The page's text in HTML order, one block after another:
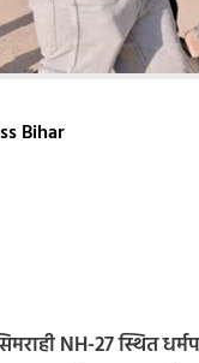
Bihar
NH-27 स्थित